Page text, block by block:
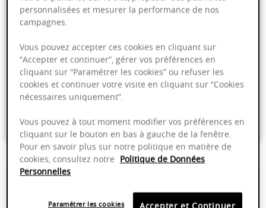
Ajouter au panier
Livraison offerte dans nos points de vente
Emballage anti-casse
Paiement sécurisé
13,50%
personnalisées et mesurer la performance de nos
campagnes.
Vous pouvez accepter ces cookies en cliquant sur
“Accepter et continuer”, gérer vos préférences en
cliquant sur “Paramétrer les cookies” ou refuser les
cookies et continuer votre visite en cliquant sur “Cookies
nécessaires uniquement”.
Vous pouvez à tout moment modifier vos préférences en
cliquant sur le bouton en bas à gauche de la fenêtre.
Pour en savoir plus sur notre politique en matière de
cookies, consultez notre Politique de Données
Personnelles
Paramétrer les cookies